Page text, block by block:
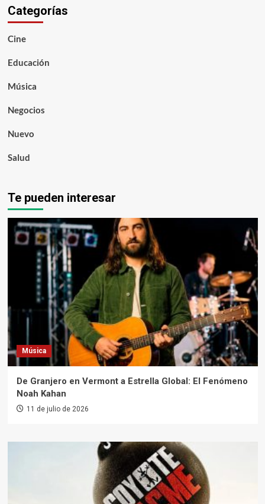
Categorías
Cine
Educación
Música
Negocios
Nuevo
Salud
Te pueden interesar
Música
De Granjero en Vermont a Estrella Global: El Fenómeno
Noah Kahan
11 de julio de 2026